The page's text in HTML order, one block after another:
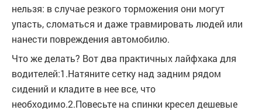
нельзя: в случае резкого торможения они могут
упасть, сломаться и даже травмировать людей или
нанести повреждения автомобилю.
Что же делать? Вот два практичных лайфхака для
водителей:1.Натяните сетку над задним рядом
сидений и кладите в нее все, что
необходимо.2.Повесьте на спинки кресел дешевые